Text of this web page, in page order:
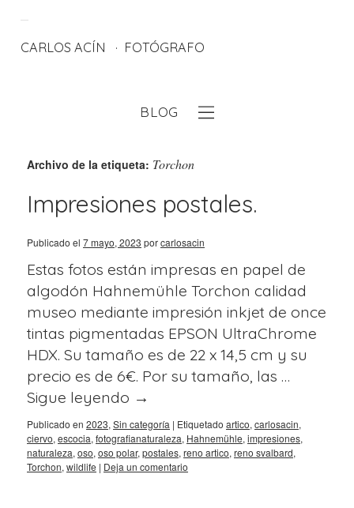
CARLOS ACÍN FOTÓGRAFO
BLOG
Archivo de la etiqueta: Torchon
Impresiones postales.
Publicado el 7 mayo, 2023 porcarlosacin
Estas fotos están impresas en papel de
algodón Hahnemühle Torchon calidad
museo mediante impresión inkjet de once
tintas pigmentadas EPSON UltraChrome
HDX. Su tamaño es de 22 x 14,5 cm y su
precio es de 6€. Por su tamaño, las …
Sigue leyendo →
Publicado en 2023, Sin categoría | Etiquetado artico, carlosacin,
ciervo, escocia, fotografianaturaleza, Hahnemühle, impresiones,
naturaleza, oso, oso polar, postales, reno artico, reno svalbard,
Torchon, wildlife | Deja un comentario